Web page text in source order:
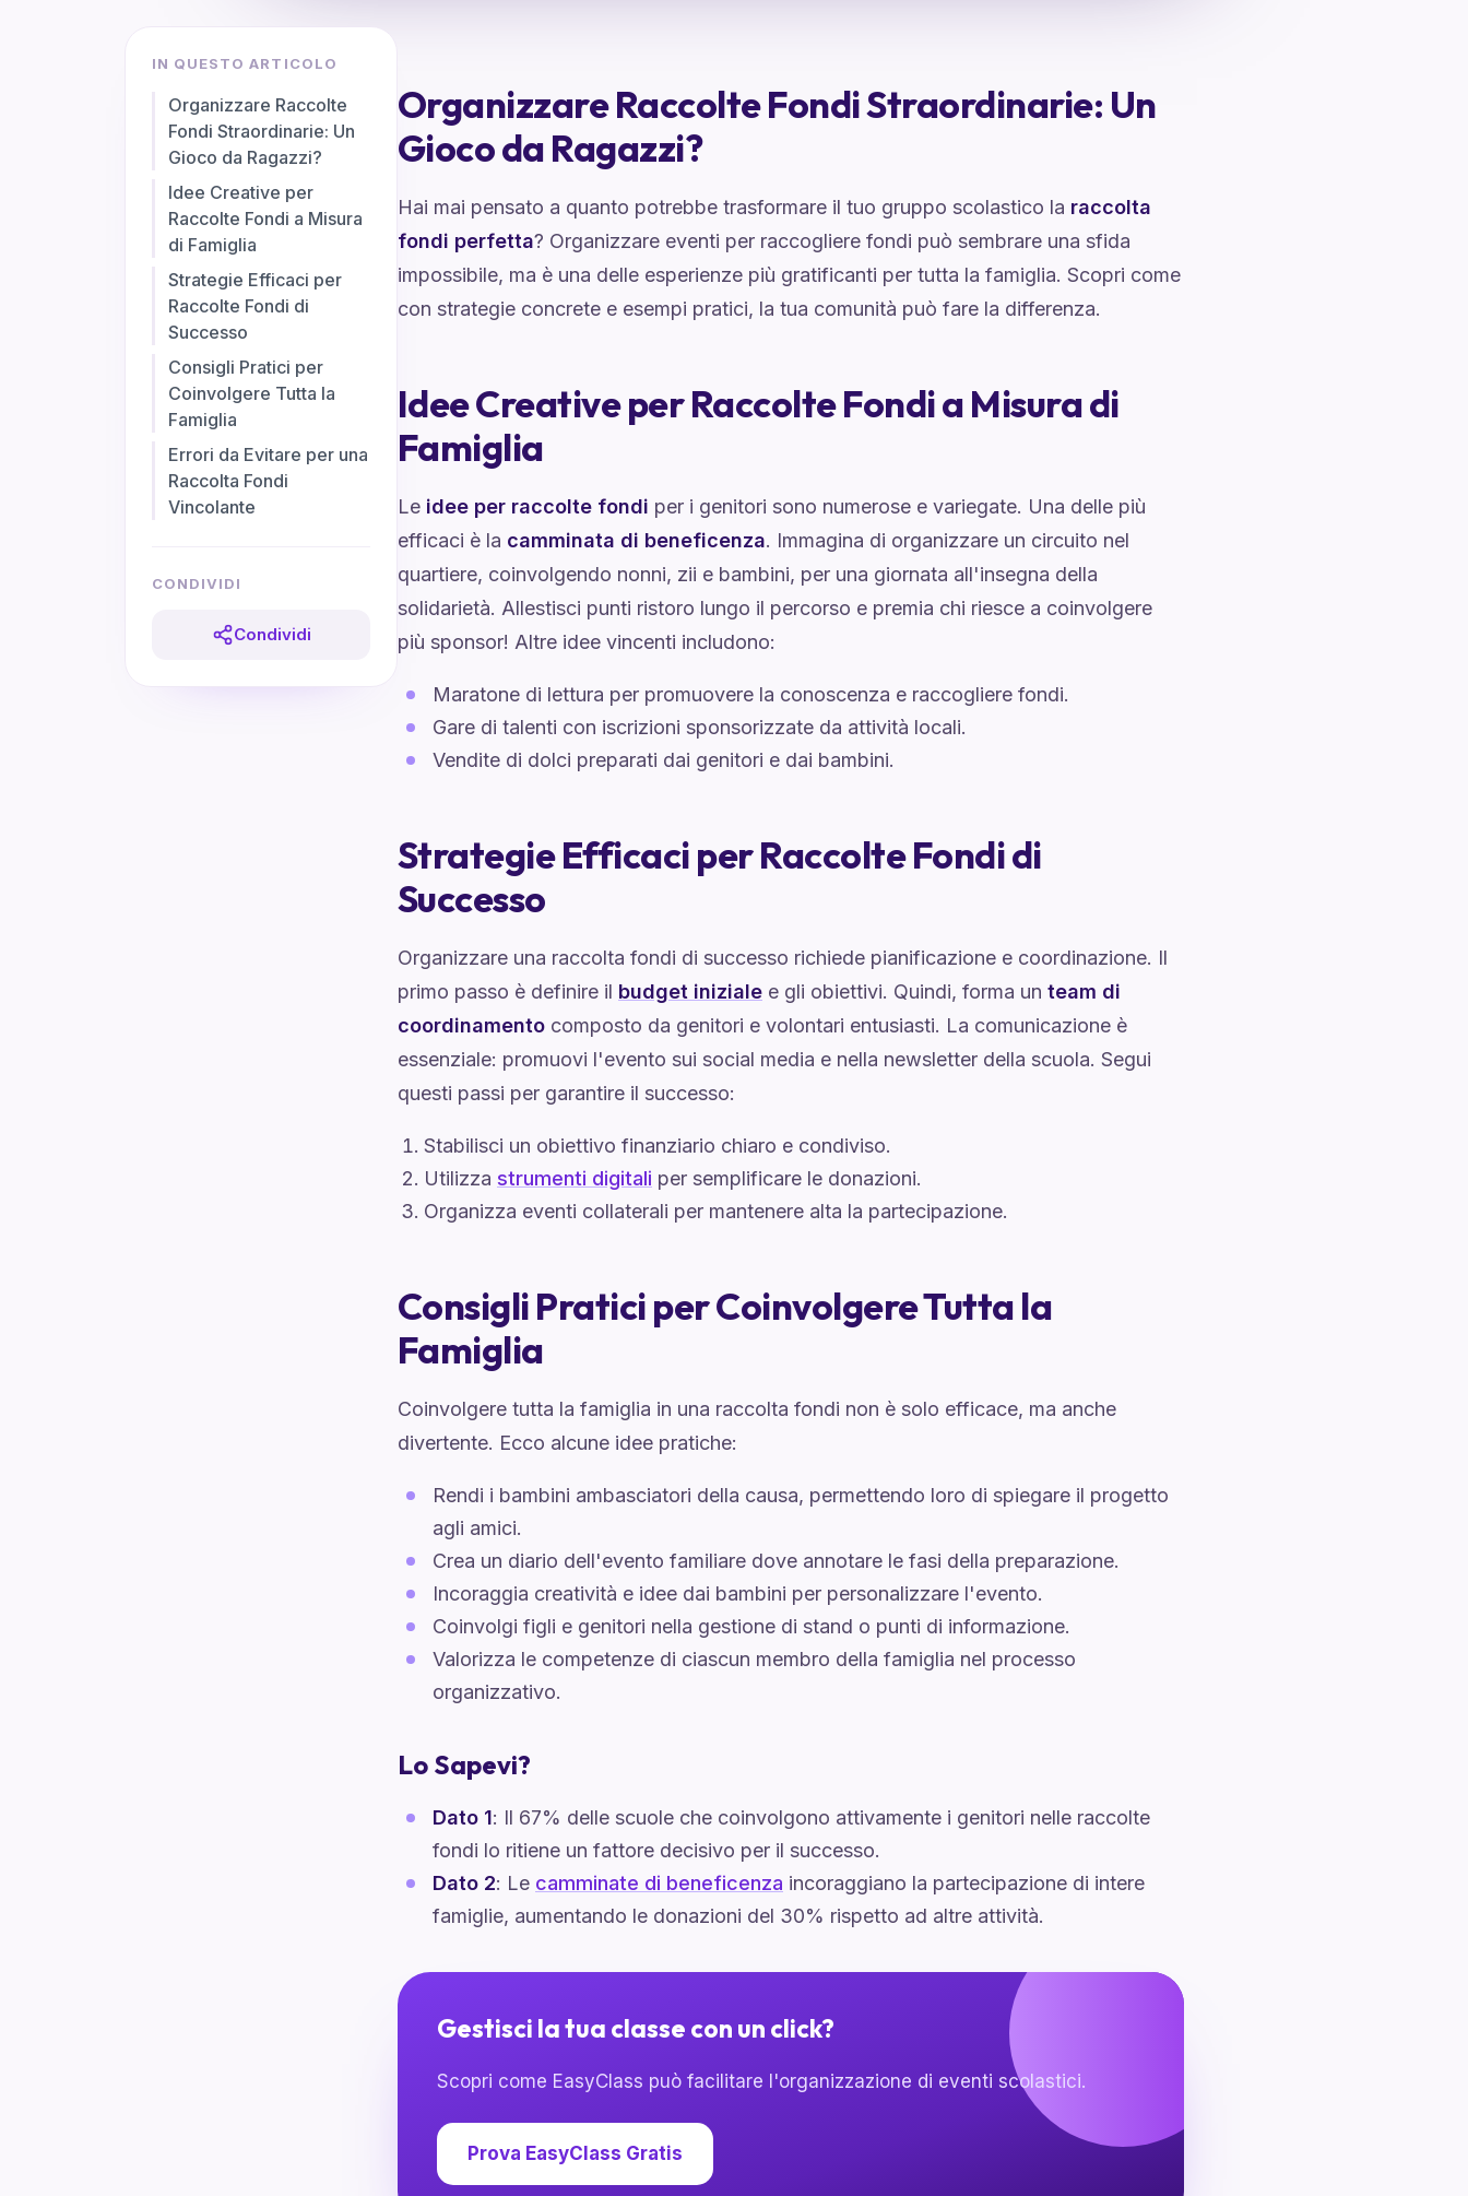
IN QUESTO ARTICOLO
Organizzare Raccolte
Fondi Straordinarie: Un
Gioco da Ragazzi?
Idee Creative per
Raccolte Fondi a Misura
di Famiglia
Strategie Efficaci per
Raccolte Fondi di
Successo
Consigli Pratici per
Coinvolgere Tutta la
Famiglia
Errori da Evitare per una
Raccolta Fondi
Vincolante
CONDIVIDI
Condividi
Organizzare Raccolte Fondi Straordinarie: Un
Gioco da Ragazzi?
Hai mai pensato a quanto potrebbe trasformare il tuo gruppo scolastico la raccolta
fondi perfetta? Organizzare eventi per raccogliere fondi può sembrare una sfida
impossibile, ma è una delle esperienze più gratificanti per tutta la famiglia. Scopri come
con strategie concrete e esempi pratici, la tua comunità può fare la differenza.
Idee Creative per Raccolte Fondi a Misura di
Famiglia
Le idee per raccolte fondi per i genitori sono numerose e variegate. Una delle più
efficaci è la camminata di beneficenza. Immagina di organizzare un circuito nel
quartiere, coinvolgendo nonni, zii e bambini, per una giornata all'insegna della
solidarietà. Allestisci punti ristoro lungo il percorso e premia chi riesce a coinvolgere
più sponsor! Altre idee vincenti includono:
Maratone di lettura per promuovere la conoscenza e raccogliere fondi.
Gare di talenti con iscrizioni sponsorizzate da attività locali.
Vendite di dolci preparati dai genitori e dai bambini.
Strategie Efficaci per Raccolte Fondi di
Successo
Organizzare una raccolta fondi di successo richiede pianificazione e coordinazione. Il
primo passo è definire il budget iniziale e gli obiettivi. Quindi, forma un team di
coordinamento composto da genitori e volontari entusiasti. La comunicazione è
essenziale: promuovi l'evento sui social media e nella newsletter della scuola. Segui
questi passi per garantire il successo:
Stabilisci un obiettivo finanziario chiaro e condiviso.
Utilizza strumenti digitali per semplificare le donazioni.
Organizza eventi collaterali per mantenere alta la partecipazione.
Consigli Pratici per Coinvolgere Tutta la
Famiglia
Coinvolgere tutta la famiglia in una raccolta fondi non è solo efficace, ma anche
divertente. Ecco alcune idee pratiche:
Rendi i bambini ambasciatori della causa, permettendo loro di spiegare il progetto
agli amici.
Crea un diario dell'evento familiare dove annotare le fasi della preparazione.
Incoraggia creatività e idee dai bambini per personalizzare l'evento.
Coinvolgi figli e genitori nella gestione di stand o punti di informazione.
Valorizza le competenze di ciascun membro della famiglia nel processo
organizzativo.
Lo Sapevi?
Dato 1: Il 67% delle scuole che coinvolgono attivamente i genitori nelle raccolte
fondi lo ritiene un fattore decisivo per il successo.
Dato 2: Le camminate di beneficenza incoraggiano la partecipazione di intere
famiglie, aumentando le donazioni del 30% rispetto ad altre attività.
Gestisci la tua classe con un click?
Scopri come EasyClass può facilitare l'organizzazione di eventi scolastici.
Prova EasyClass Gratis